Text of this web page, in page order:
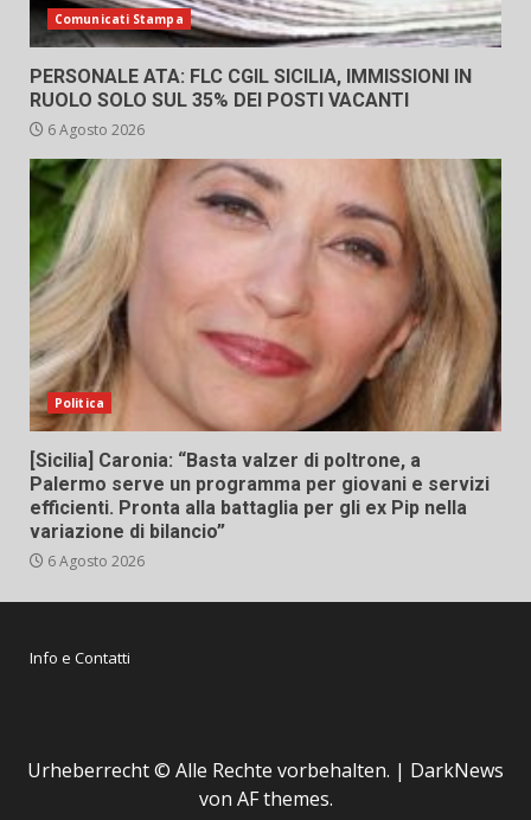
Comunicati Stampa
PERSONALE ATA: FLC CGIL SICILIA, IMMISSIONI IN
RUOLO SOLO SUL 35% DEI POSTI VACANTI
6 Agosto 2026
Politica
[Sicilia] Caronia: “Basta valzer di poltrone, a
Palermo serve un programma per giovani e servizi
efficienti. Pronta alla battaglia per gli ex Pip nella
variazione di bilancio”
6 Agosto 2026
Info e Contatti
Urheberrecht © Alle Rechte vorbehalten. | DarkNews
von AF themes.